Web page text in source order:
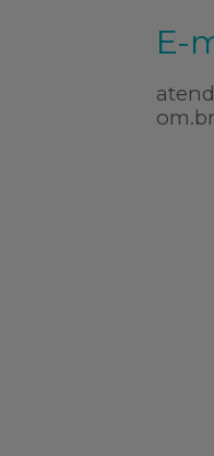
E-
om.br